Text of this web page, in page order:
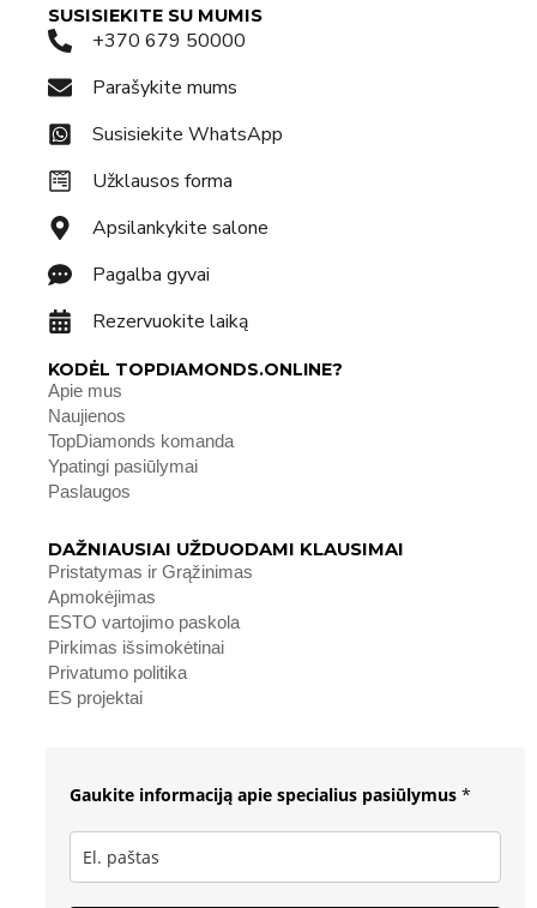
SUSISIEKITE SU MUMIS
+370 679 50000
Parašykite mums
Susisiekite WhatsApp
Užklausos forma
Apsilankykite salone
Pagalba gyvai
Rezervuokite laiką
KODĖL TOPDIAMONDS.ONLINE?
Apie mus
Naujienos
TopDiamonds komanda
Ypatingi pasiūlymai
Paslaugos
DAŽNIAUSIAI UŽDUODAMI KLAUSIMAI
Pristatymas ir Grąžinimas
Apmokėjimas
ESTO vartojimo paskola
Pirkimas išsimokėtinai
Privatumo politika
ES projektai
Gaukite informaciją apie specialius pasiūlymus *